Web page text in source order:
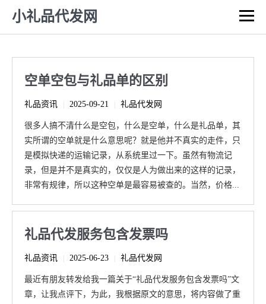
小礼品代发网
空单空包与礼品单的区别
礼品资讯 2025-09-21 礼品代发网
很多人搞不清什么是空包，什么是空单，什么是礼品单，其
实所谓的空单就是什么意思呢？就是他并不真实的走件，只
是模拟快递的运输记录，从系统里过一下。虽然有物流记
录，但是并不是真实的，仅仅是人为做出来的这样的记录，
非常有规律，所以这种空单是最容易被查的。当然，价格...
礼品代发服务包含发票吗
礼品资讯 2025-06-23 礼品代发网
最近有朋友转发给我一篇关于“礼品代发服务包含发票吗”文
章，让我点评下，为此，我根据原文的意思，将内容做了重